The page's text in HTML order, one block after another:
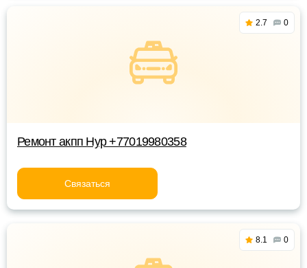
2.7 0
Ремонт акпп Нур +77019980358
Связаться
8.1 0